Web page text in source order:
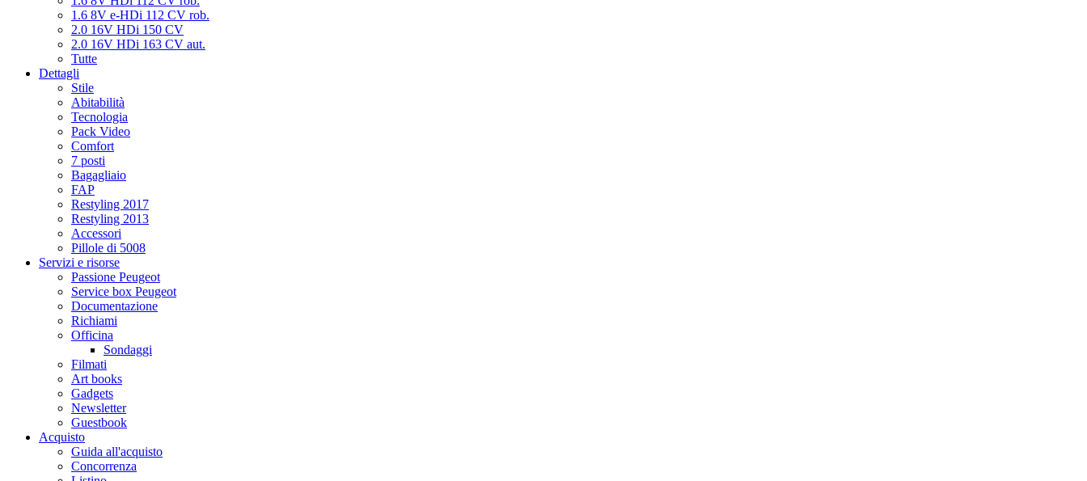
1.6 8V e-HDi 112 CV rob.
2.0 16V HDi 150 CV
2.0 16V HDi 163 CV aut.
Tutte
Dettagli
Stile
Abitabilità
Tecnologia
Pack Video
Comfort
7 posti
Bagagliaio
FAP
Restyling 2017
Restyling 2013
Accessori
Pillole di 5008
Servizi e risorse
Passione Peugeot
Service box Peugeot
Documentazione
Richiami
Officina
Sondaggi
Filmati
Art books
Gadgets
Newsletter
Guestbook
Acquisto
Guida all'acquisto
Concorrenza